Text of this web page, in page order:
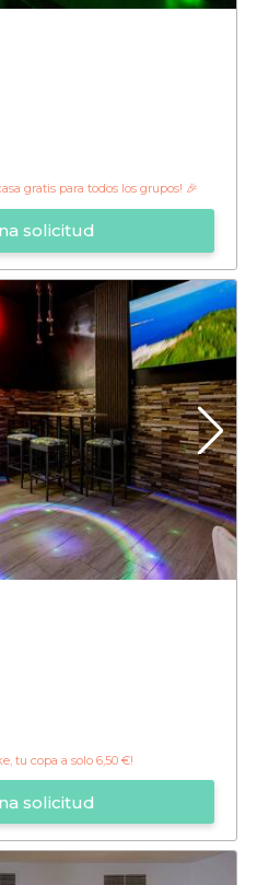
o una noche de celebración,
web y comienza a planificar
gratis para todos los grupos! 🎉
solicitud
tu copa a solo 6,50 €!
solicitud